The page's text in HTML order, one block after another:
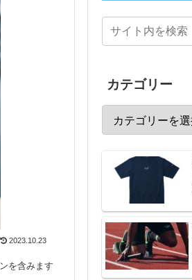
2023.10.23
を含みます
カテゴリー